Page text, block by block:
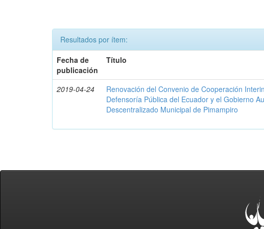
Resultados por ítem:
Fecha de
publicación
Título
2019-04-24
Renovación del Convenio de Cooperación
Defensoría Pública del Ecuador y el Gobierno
Descentralizado Municipal de Pimampiro